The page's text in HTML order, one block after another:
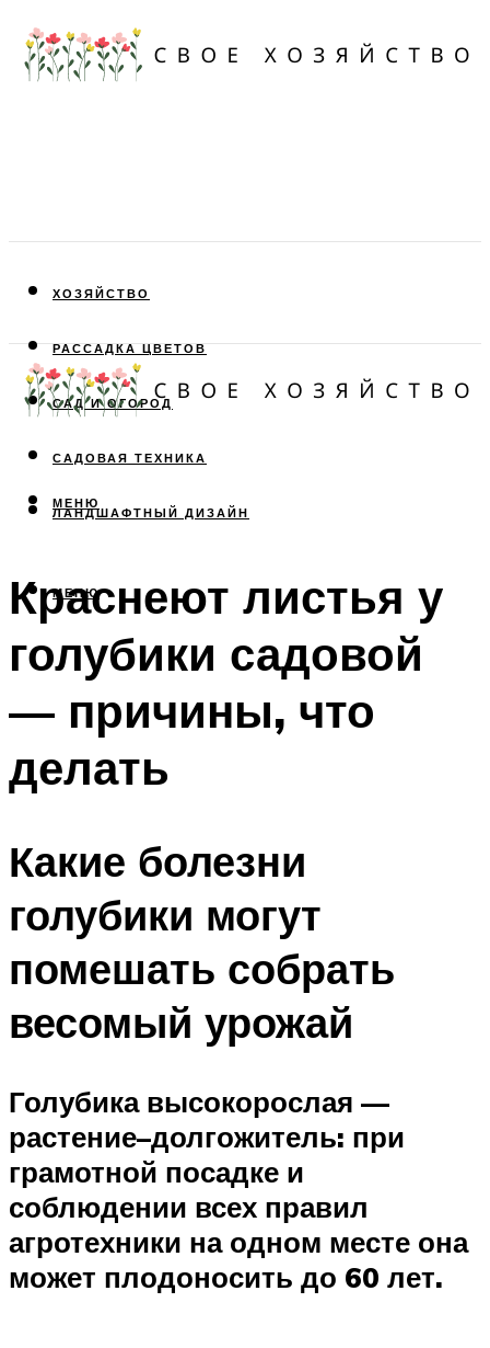
ХОЗЯЙСТВО
РАССАДКА ЦВЕТОВ
САД И ОГОРОД
САДОВАЯ ТЕХНИКА
ЛАНДШАФТНЫЙ ДИЗАЙН
МЕНЮ
МЕНЮ
Краснеют листья у
голубики садовой
— причины, что
делать
Какие болезни
голубики могут
помешать собрать
весомый урожай
Голубика высокорослая —
растение–долгожитель: при
грамотной посадке и
соблюдении всех правил
агротехники на одном месте она
может плодоносить до 60 лет.